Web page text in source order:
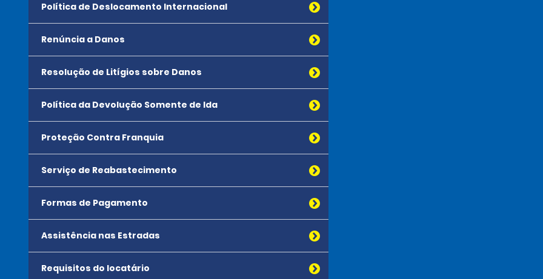
Política de Deslocamento Internacional
Renúncia a Danos
Resolução de Litígios sobre Danos
Política da Devolução Somente de Ida
Proteção Contra Franquia
Serviço de Reabastecimento
Formas de Pagamento
Assistência nas Estradas
Requisitos do locatário